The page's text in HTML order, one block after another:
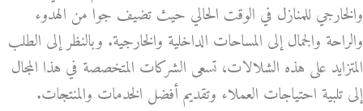
والخارجي للمنازل في الوقت الحالي حيث تضيف جوا من الهدوء
والراحة والجمال إلى المساحات الداخلية والخارجية. وبالنظر إلى الطلب
المتزايد على هذه الشلالات، تسعى الشركات المتخصصة في هذا المجال
إلى تلبية احتياجات العملاء وتقديم أفضل الخدمات والمنتجات.